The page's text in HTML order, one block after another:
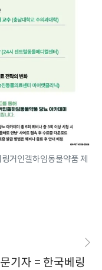
거인겔하임동물약품 제
기자 = 한국베링